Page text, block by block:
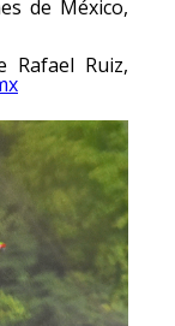
de México,
Rafael Ruiz,